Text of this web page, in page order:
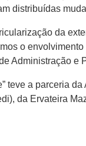
distribuídas
da
o
Administração e
teve a parceria
da Ervateira